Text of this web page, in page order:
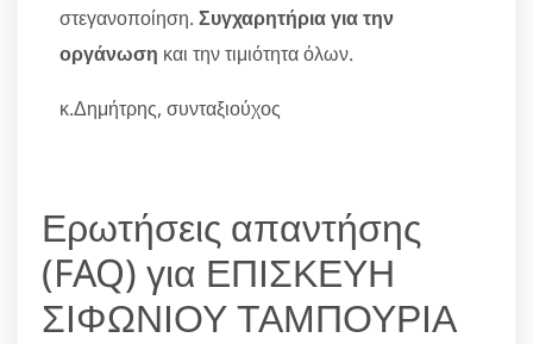
στεγανοποίηση. Συγχαρητήρια για την
οργάνωση και την τιμιότητα όλων.
κ.Δημήτρης, συνταξιούχος
Ερωτήσεις απαντήσης
(FAQ) για ΕΠΙΣΚΕΥΗ
ΣΙΦΩΝΙΟΥ ΤΑΜΠΟΥΡΙΑ